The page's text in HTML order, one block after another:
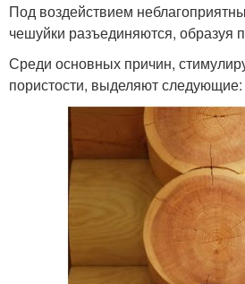
Под воздействием
чешуйки разъединяются, образуя
Среди основных причин,
пористости, выделяют следующие: